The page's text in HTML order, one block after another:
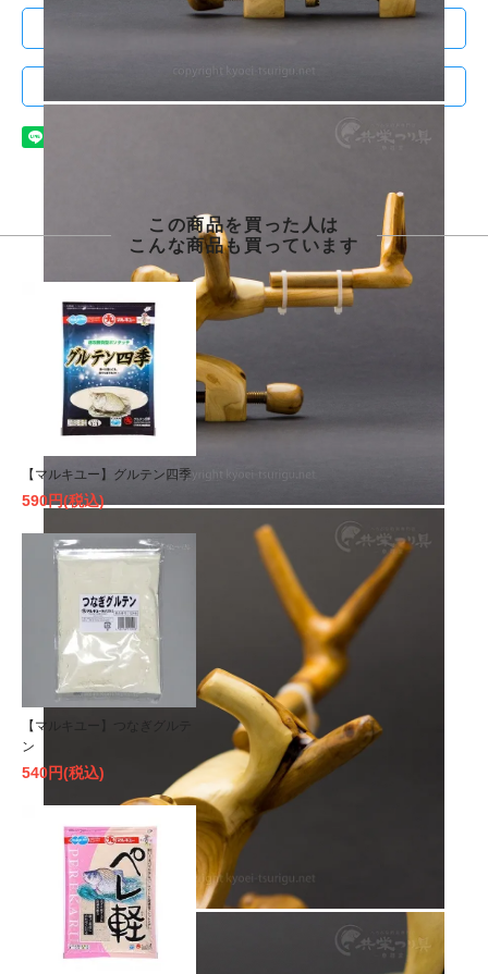
配送・お支払い方法について
この商品を買った人は
こんな商品も買っています
【マルキユー】グルテン四季
590円(税込)
【マルキユー】つなぎグルテ
ン
540円(税込)